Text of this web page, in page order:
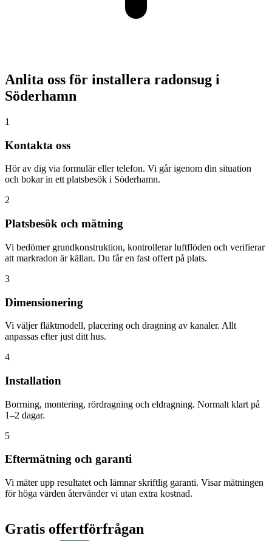
Anlita oss för installera radonsug i
Söderhamn
1
Kontakta oss
Hör av dig via formulär eller telefon. Vi går igenom din situation
och bokar in ett platsbesök i Söderhamn.
2
Platsbesök och mätning
Vi bedömer grundkonstruktion, kontrollerar luftflöden och verifierar
att markradon är källan. Du får en fast offert på plats.
3
Dimensionering
Vi väljer fläktmodell, placering och dragning av kanaler. Allt
anpassas efter just ditt hus.
4
Installation
Borrning, montering, rördragning och eldragning. Normalt klart på
1–2 dagar.
5
Eftermätning och garanti
Vi mäter upp resultatet och lämnar skriftlig garanti. Visar mätningen
för höga värden återvänder vi utan extra kostnad.
Gratis offertförfrågan